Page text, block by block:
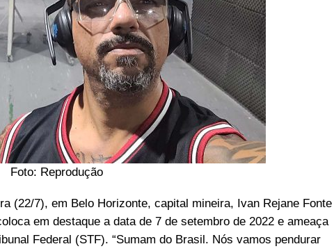
Foto: Reprodução
(22/7), em Belo Horizonte, capital mineira, Ivan Rejane Fonte
em destaque a data de 7 de setembro de 2022 e ameaça
Federal (STF). “Sumam do Brasil. Nós vamos pendurar